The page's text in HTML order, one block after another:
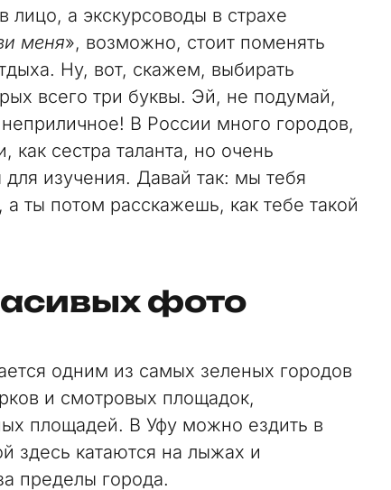
лицо, а экскурсоводы в страхе
меня», возможно, стоит поменять
Ну, вот, скажем, выбирать
всего три буквы. Эй, не подумай,
В России много городов,
как сестра таланта, но очень
изучения. Давай так: мы тебя
ты потом расскажешь, как тебе такой
фото
одним из самых зеленых городов
и смотровых площадок,
площадей. В Уфу можно ездить в
здесь катаются на лыжах и
пределы города.